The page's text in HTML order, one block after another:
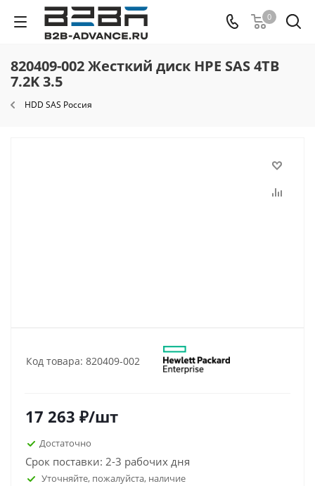
0
820409-002 Жесткий диск HPE SAS 4TB
7.2K 3.5
HDD SAS Россия
Код товара: 820409-002
17 263 ₽/шт
Достаточно
Срок поставки: 2-3 рабочих дня
Уточняйте, пожалуйста, наличие